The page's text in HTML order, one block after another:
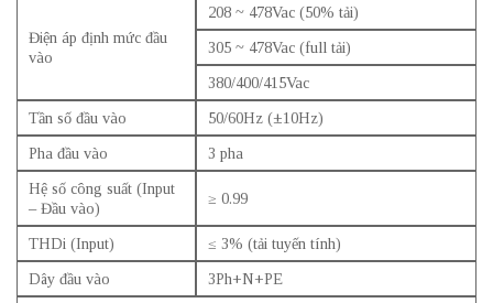
Điện áp định mức đầu
vào
208 ~ 478Vac (50% tải)
305 ~ 478Vac (full tải)
380/400/415Vac
Tần số đầu vào
50/60Hz (±10Hz)
Pha đầu vào
3 pha
Hệ số công suất (Input
– Đầu vào)
≥ 0.99
THDi (Input)
≤ 3% (tải tuyến tính)
Dây đầu vào
3Ph+N+PE